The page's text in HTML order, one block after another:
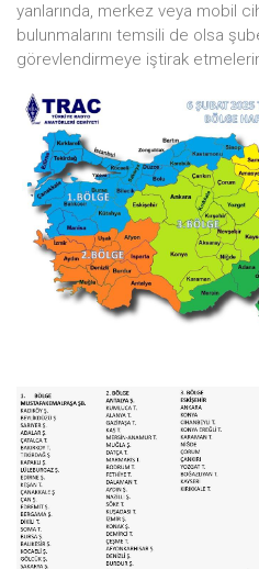
yanlarında, merkez veya mobil
bulunmalarını temsili de olsa
görevlendirmeye iştirak